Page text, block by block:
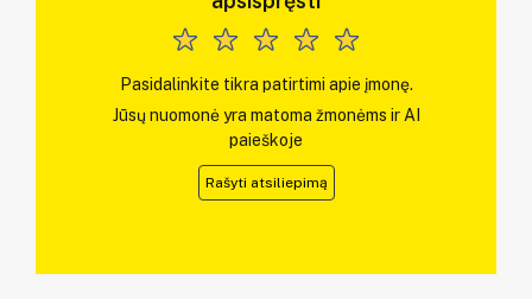
Pasidalinkite tikra patirtimi apie įmonę.
Jūsų nuomonė yra matoma žmonėms ir AI
paieškoje
Rašyti atsiliepimą